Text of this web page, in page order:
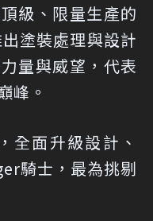
級、限量生產的
塗裝處理與設計
量與威望，代表
峰。
全面升級設計、
騎士，最為挑剔